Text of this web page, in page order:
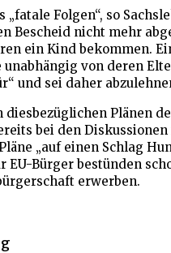
Folgen“, so
Bescheid nicht mehr
ein Kind bekommen.
von deren
und sei daher
Plänen
bei den
„auf einen Schlag
EU-Bürger bestünden
erwerben.